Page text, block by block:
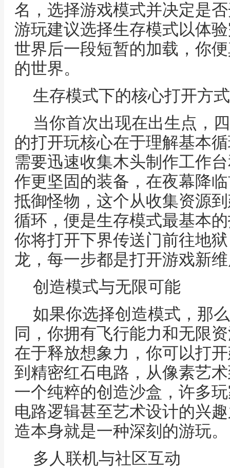
名，选择游戏模式并决定是
游玩建议选择生存模式以体
世界后一段短暂的加载，你
的世界。
生存模式下的核心打开方式
当你首次出现在出生点，
的打开玩核心在于理解基本
需要迅速收集木头制作工作
作更坚固的装备，在夜幕降
抵御怪物，这个从收集资源
循环，便是生存模式最基本
你将打开下界传送门前往地
龙，每一步都是打开游戏新
创造模式与无限可能
如果你选择创造模式，那
同，你拥有飞行能力和无限
在于释放想象力，你可以打
到精密红石电路，从像素艺
一个纯粹的创造沙盒，许多
电路逻辑甚至艺术设计的兴
造本身就是一种深刻的游玩。
多人联机与社区互动